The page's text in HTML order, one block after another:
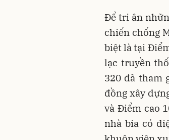
Để tri ân
chiến chống
biệt là tại
lạc truyền
320 đã tham
đồng xây
và Điểm cao
nhà bia có